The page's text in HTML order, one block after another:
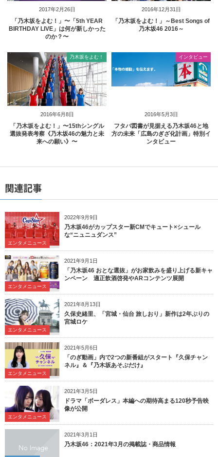
2017年2月26日
「乃木坂をよむ！」〜「5th YEAR
BIRTHDAY LIVE」は何が新しかった
のか？〜
2016年12月31日
「乃木坂をよむ！」～Best Songs of
乃木坂46 2016～
2016年6月8日
乃木坂をよむ！
「乃木坂をよむ！」〜15thシングル
選抜発表考察《乃木坂46の魅力と未
来への願い》〜
2016年5月3日
インタビュー
フタバ図書が見据える乃木坂46と地
方の未来「広島のぎざ化計画」特別イ
ンタビュー
関連記事
2022年9月9日
エンタメニュース
乃木坂46がカップスター新CMでキュート×シュール
な“ニュニュダンス”
2021年9月1日
エンタメニュース
「乃木坂46 おとな選抜」がお家飲みを盛り上げる新キャ
ンペーン 適正飲酒啓発やARコンテンツ展開
2021年8月13日
エンタメニュース
久保史緒里、「宮城・仙台 旅しおり」新作は2年ぶりの
宮城ロケ
2021年5月6日
エンタメニュース
「のぎ動画」内で2つの新番組がスタート『久保チャン
ネル』＆『乃木坂あそぶだけ』
2021年3月5日
エンタメニュース
ドラマ「ボーダレス」本編への期待高まる120秒予告映
像が公開
2021年3月1日
乃木坂46：2021年3月の掲載誌・商品情報